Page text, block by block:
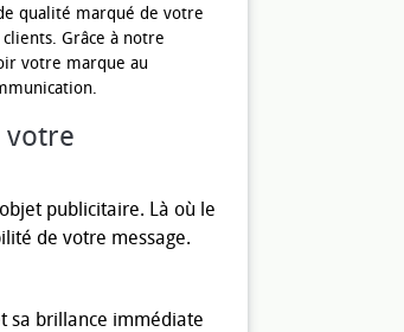
qualité marqué de votre
Grâce à notre
votre marque au
votre
publicitaire. Là où le
de votre message.
sa brillance immédiate